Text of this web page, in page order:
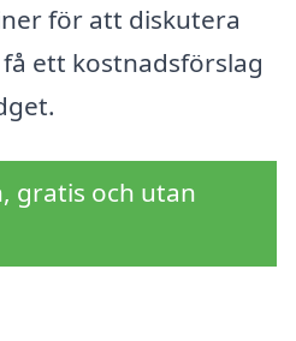
för att diskutera
ett kostnadsförslag
gratis och utan